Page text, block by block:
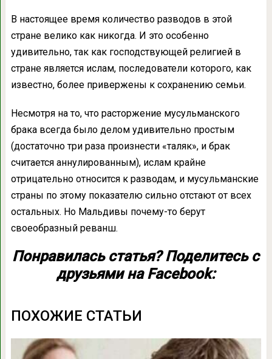
В настоящее время количество разводов в этой
стране велико как никогда. И это особенно
удивительно, так как господствующей религией в
стране является ислам, последователи которого, как
известно, более привержены к сохранению семьи.
Несмотря на то, что расторжение мусульманского
брака всегда было делом удивительно простым
(достаточно три раза произнести «таляк», и брак
считается аннулированным), ислам крайне
отрицательно относится к разводам, и мусульманские
страны по этому показателю сильно отстают от всех
остальных. Но Мальдивы почему-то берут
своеобразный реванш.
Понравилась статья? Поделитесь с
друзьями на Facebook:
ПОХОЖИЕ СТАТЬИ